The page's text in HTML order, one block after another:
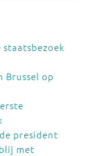
Brussel op
president
met